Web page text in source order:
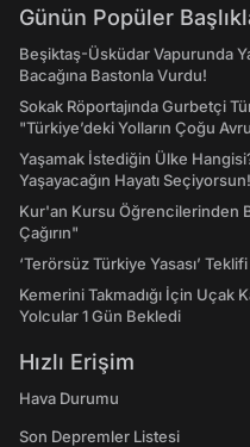
Günün Popüler
Beşiktaş-Üsküdar Vapurunda
Bacağına Bastonla Vurdu!
Sokak Röportajında Gurbetçi
"Türkiye’deki Yolların Çoğu
Yaşamak İstediğin Ülke
Yaşayacağın Hayatı Seçiyorsun!
Kur'an Kursu Öğrencilerinden
Çağırın"
‘Terörsüz Türkiye Yasası’
Kemerini Takmadığı İçin Uçak
Yolcular 1 Gün Bekledi
Hızlı Erişim
Hava Durumu
Son Depremler Listesi